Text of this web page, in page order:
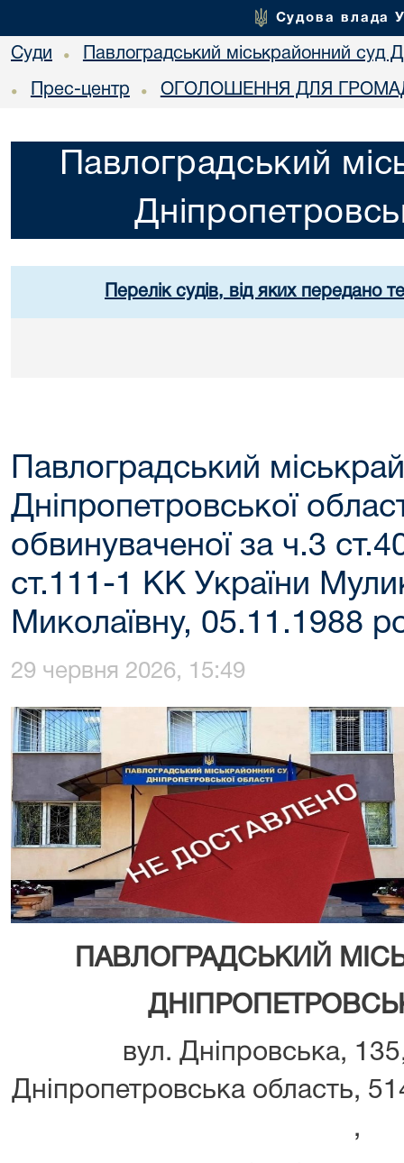
Судова влада
Суди • Павлоградський міськрайонний суд
• Прес-центр • ОГОЛОШЕННЯ ДЛЯ
Павлоградський
Перелік судів, від яких передано
Павлоградський
Дніпропетровської
обвинуваченої за ч.3
ст.111-1 КК України
Миколаївну, 05.11.1988
29 червня 2026, 15:49
ПАВЛОГРАДСЬКИЙ
вул. Дніпровська,
Дніпропетровська область,
,